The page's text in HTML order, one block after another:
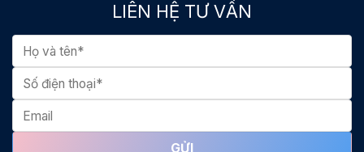
LIÊN HỆ TƯ VẤN